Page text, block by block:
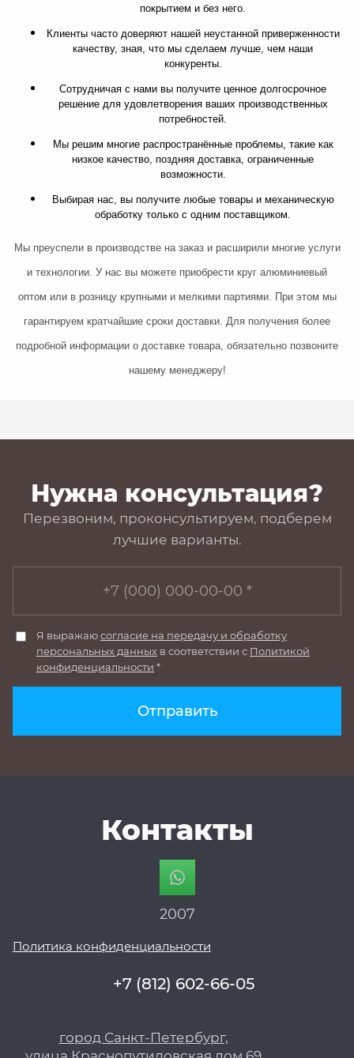
покрытием и без него.
Клиенты часто доверяют нашей неустанной приверженности
качеству, зная, что мы сделаем лучше, чем наши
конкуренты.
Сотрудничая с нами вы получите ценное долгосрочное
решение для удовлетворения ваших производственных
потребностей.
Мы решим многие распространённые проблемы, такие как
низкое качество, поздняя доставка, ограниченные
возможности.
Выбирая нас, вы получите любые товары и механическую
обработку только с одним поставщиком.
Мы преуспели в производстве на заказ и расширили многие услуги
и технологии. У нас вы можете приобрести круг алюминиевый
оптом или в розницу крупными и мелкими партиями. При этом мы
гарантируем кратчайшие сроки доставки. Для получения более
подробной информации о доставке товара, обязательно позвоните
нашему менеджеру!
Нужна консультация?
Перезвоним, проконсультируем, подберем
лучшие варианты.
Я выражаюсогласие на передачу и обработку
персональных данных в соответствии с Политикой
конфиденциальности *
Отправить
Контакты
2007
Политика конфиденциальности
+7 (812) 602-66-05
город Санкт-Петербург,